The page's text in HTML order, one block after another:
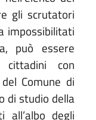
gli scrutatori
impossibilitati
può essere
con
Comune di
di studio della
all’albo degli